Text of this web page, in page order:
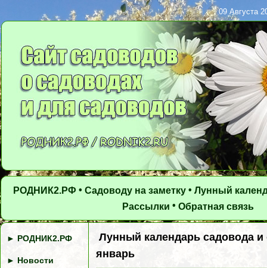
09 Августа
РОДНИК2.РФ • Садоводу на заметку • Лунный
Рассылки • Обратная связь
► РОДНИК2.РФ
► Новости
Лунный календарь садовода и
январь